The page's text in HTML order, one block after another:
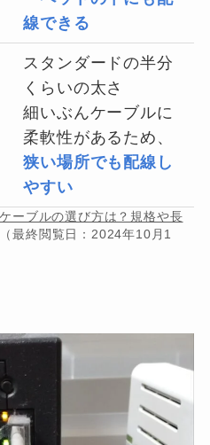
線できる
スタンダードの半分
くらいの太さ
細いぶんケーブルに
柔軟性があるため、
狭い場所でも配線し
やすい
ーブルの選び方は？規格や長
（最終閲覧日：2024年10月1